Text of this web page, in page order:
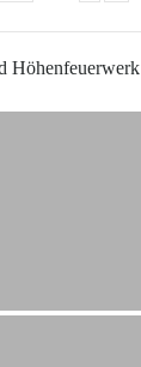
Höhenfeuerwerk